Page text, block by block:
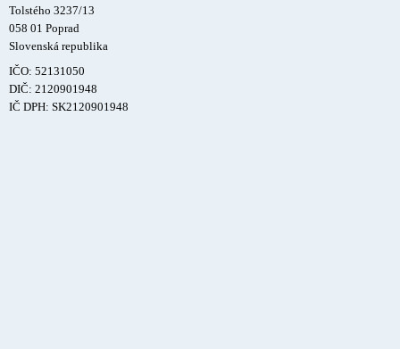
Tolstého 3237/13
058 01 Poprad
Slovenská republika
IČO: 52131050
DIČ: 2120901948
IČ DPH: SK2120901948